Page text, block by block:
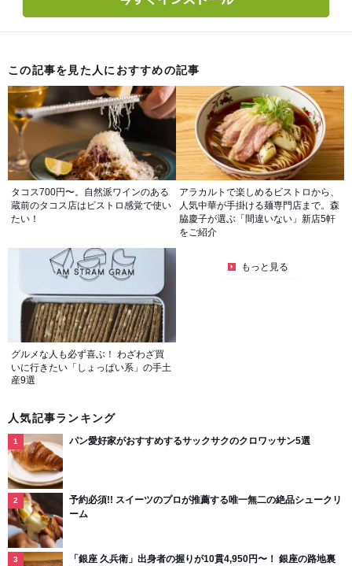
この記事を見た人におすすめの記事
タコス700円〜。自然派ワインのある
蔵前のタコス店はビストロ感覚で使い
たい！
アラカルトで楽しめるビストロから、
人気中華が手掛ける麺専門店まで。森
脇慶子が選ぶ「間違いない」新店5軒
をご紹介
グルメな人も必ず喜ぶ！ わざわざ買
いに行きたい「しょっぱい系」の手土
産9選
もっと見る
人気記事ランキング
パン愛好家がおすすめするサックサクのクロワッサン5選
予約必須!! スイーツのプロが推薦する唯一無二の絶品シュークリ
ーム
「銀座 久兵衛」出身者の握りが10貫4,950円〜！ 銀座の路地裏